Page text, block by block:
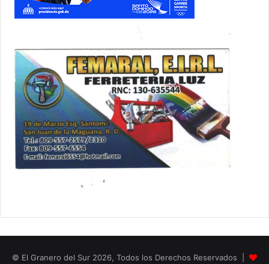
© El Granero del Sur 2026, Todos los Derechos Reservados |